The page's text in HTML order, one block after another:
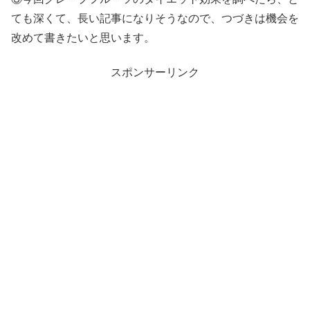
ても深くて、長い記事になりそうなので、つづきは機会を
改めて書きたいと思います。
スポンサーリンク